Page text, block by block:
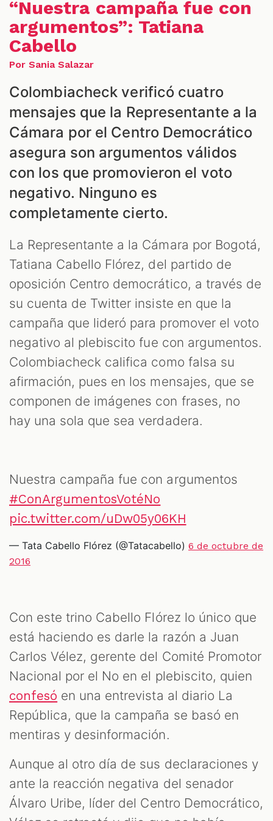
“Nuestra campaña fue con
argumentos”: Tatiana
Cabello
Por Sania Salazar
Colombiacheck verificó cuatro
mensajes que la Representante a la
Cámara por el Centro Democrático
asegura son argumentos válidos
con los que promovieron el voto
negativo. Ninguno es
completamente cierto.
La Representante a la Cámara por Bogotá,
Tatiana Cabello Flórez, del partido de
oposición Centro democrático, a través de
su cuenta de Twitter insiste en que la
campaña que lideró para promover el voto
negativo al plebiscito fue con argumentos.
Colombiacheck califica como falsa su
afirmación, pues en los mensajes, que se
componen de imágenes con frases, no
hay una sola que sea verdadera.
Nuestra campaña fue con argumentos
#ConArgumentosVotéNo
pic.twitter.com/uDw05y06KH
— Tata Cabello Flórez (@Tatacabello) 6 de octubre de
2016
Con este trino Cabello Flórez lo único que
está haciendo es darle la razón a Juan
Carlos Vélez, gerente del Comité Promotor
Nacional por el No en el plebiscito, quien
confesó en una entrevista al diario La
República, que la campaña se basó en
mentiras y desinformación.
Aunque al otro día de sus declaraciones y
ante la reacción negativa del senador
Álvaro Uribe, líder del Centro Democrático,